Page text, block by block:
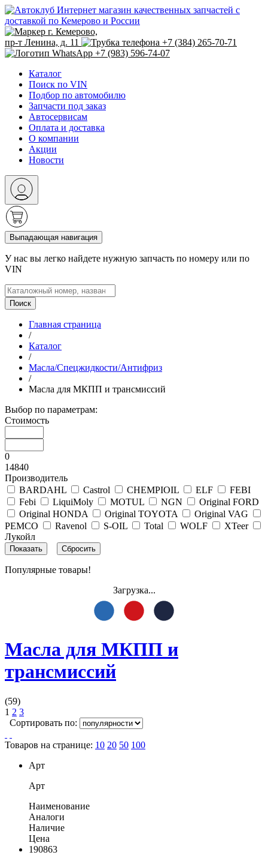
Интернет магазин качественных запчастей с
доставкой по Кемерово и России
г. Кемерово,
пр-т Ленина, д. 11
+7 (384) 265-70-71
+7 (983) 596-74-07
Каталог
Поиск по VIN
Подбор по автомобилю
Запчасти под заказ
Автосервисам
Оплата и доставка
О компании
Акции
Новости
Выпадающая навигация
У нас вы легко найдете нужную запчасть по номеру или по
VIN
Поиск
Главная страница
/
Каталог
/
Масла/Спецжидкости/Антифриз
/
Масла для МКПП и трансмиссий
Выбор по параметрам:
Стоимость
0
14840
Производитель
BARDAHL
Castrol CHEMPIOIL ELF
FEBI
Febi
LiquiMoly MOTUL NGN
Original FORD
Original HONDA
Original TOYOTA
Original VAG
PEMCO
Ravenol S-OIL Total WOLF
XTeer
Лукойл
Популярные товары!
Загрузка...
Масла для МКПП и
трансмиссий
(59)
1 2 3
Сортировать по:
Товаров на странице: 10 20 50 100
Арт
Арт
Наименование
Аналоги
Наличие
Цена
190863